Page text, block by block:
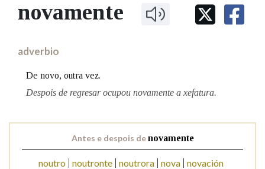
IDENTIDADE CORPORATIVA
MARCIAL DEL ADALID
FIGURAS HOMENAXEADAS
PORTAL DAS PALABRAS
Facebook
TwitterYoutubeInstagram
Bluesky
BUSCAR NOS LEMAS
novamente
adverbio
De novo, outra vez.
Despois de regresar ocupou novamente a xefatura.
Antes e despois denovamente
noutro noutronte noutrora nova novación